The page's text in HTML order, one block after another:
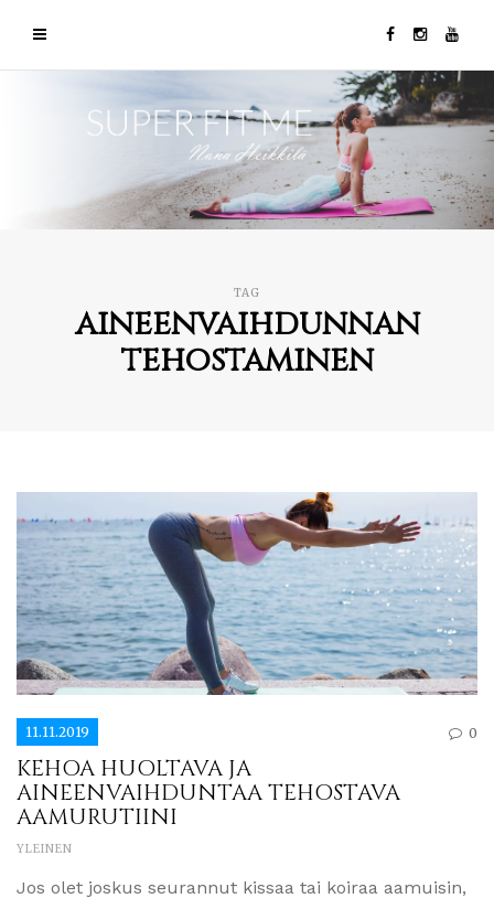
TAG
aineenvaihdunnan
tehostaminen
11.11.2019 0
KEHOA HUOLTAVA JA
AINEENVAIHDUNTAA TEHOSTAVA
AAMURUTIINI
YLEINEN
Jos olet joskus seurannut kissaa tai koiraa aamuisin,